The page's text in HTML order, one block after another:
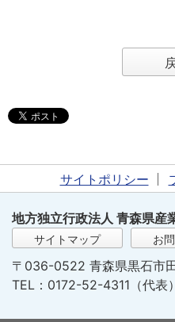
サイトポリシー
地方独立行政法人 青森県産
サイトマップ お
〒036-0522 青森県黒石市
TEL：0172-52-4311（代